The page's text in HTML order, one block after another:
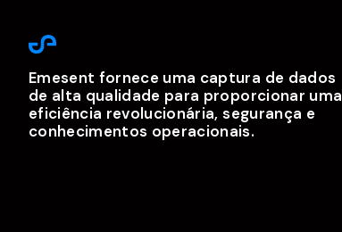
Emesent fornece uma captura de dados
de alta qualidade para proporcionar uma
eficiência revolucionária, segurança e
conhecimentos operacionais.